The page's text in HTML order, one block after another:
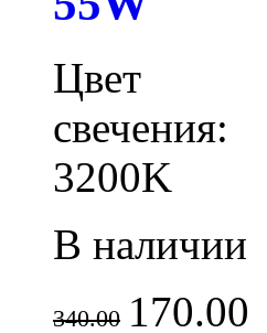
Цвет
свечения:
3200K
В наличии
340.00 170.00